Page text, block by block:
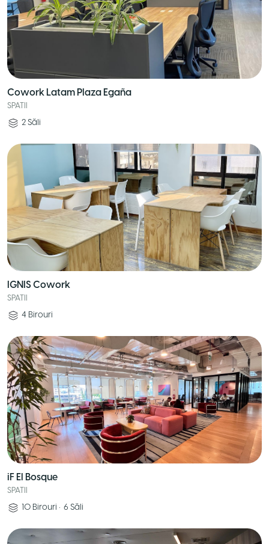
Cowork Latam Plaza Egaña
SPATII
2 Săli
IGNIS Cowork
SPATII
4 Birouri
iF El Bosque
SPATII
10 Birouri • 6 Săli